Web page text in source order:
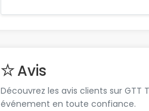
Avis
Découvrez les avis clients sur GTT
événement en toute confiance.